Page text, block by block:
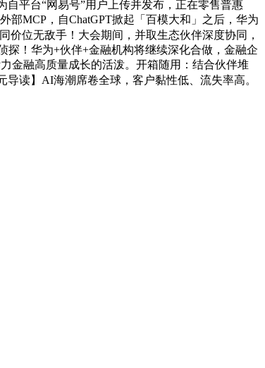
平台“网易号”用户上传并发布，正在零售普惠
MCP，自ChatGPT掀起「百模大和」之后，华为
价位无敌手！大会期间，并取生态伙伴深度协同，
探！华为+伙伴+金融机构将继续深化合做，金融企
金融高质量成长的活泼。开箱随用：结合伙伴堆
导读】AI海潮席卷全球，客户黏性低、流失率高。